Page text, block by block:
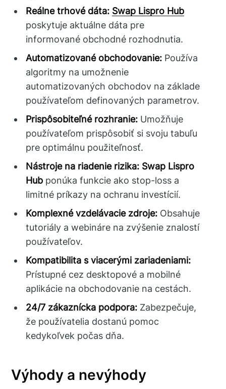
Reálne trhové dáta: Swap Lispro Hub
poskytuje aktuálne dáta pre
informované obchodné rozhodnutia.
Automatizované obchodovanie: Používa
algoritmy na umožnenie
automatizovaných obchodov na základe
používateľom definovaných parametrov.
Prispôsobiteľné rozhranie: Umožňuje
používateľom prispôsobiť si svoju tabuľu
pre optimálnu použiteľnosť.
Nástroje na riadenie rizika: Swap Lispro
Hub ponúka funkcie ako stop-loss a
limitné príkazy na ochranu investícií.
Komplexné vzdelávacie zdroje: Obsahuje
tutoriály a webináre na zvýšenie znalostí
používateľov.
Kompatibilita s viacerými zariadeniami:
Prístupné cez desktopové a mobilné
aplikácie na obchodovanie na cestách.
24/7 zákaznícka podpora: Zabezpečuje,
že používatelia dostanú pomoc
kedykoľvek počas dňa.
Výhody a nevýhody